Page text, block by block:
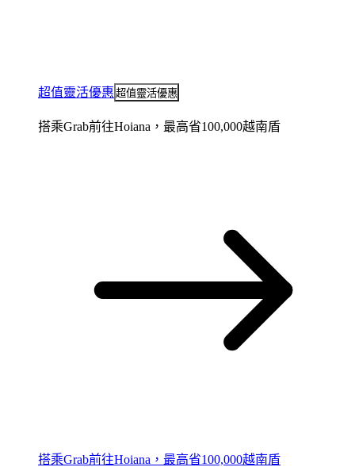
超值靈活優惠 超值靈活優惠
搭乘Grab前往Hoiana，最高省100,000越南盾
搭乘Grab前往Hoiana，最高省100,000越南盾